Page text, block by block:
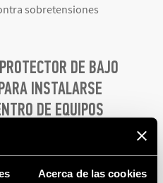
Acerca de las cookies
sobretensiones
DE BAJO
INSTALARSE
DE EQUIPOS